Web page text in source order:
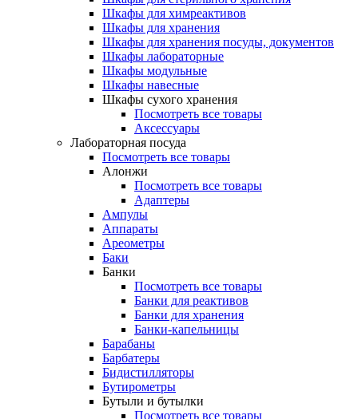
Шкафы для химреактивов
Шкафы для хранения
Шкафы для хранения посуды, документов
Шкафы лабораторные
Шкафы модульные
Шкафы навесные
Шкафы сухого хранения
Посмотреть все товары
Аксессуары
Лабораторная посуда
Посмотреть все товары
Алонжи
Посмотреть все товары
Адаптеры
Ампулы
Аппараты
Ареометры
Баки
Банки
Посмотреть все товары
Банки для реактивов
Банки для хранения
Банки-капельницы
Барабаны
Барбатеры
Бидистилляторы
Бутирометры
Бутыли и бутылки
Посмотреть все товары